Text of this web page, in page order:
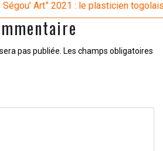
Ségou’ Art” 2021 : le plasticien
pas publiée. Les champs obligatoires